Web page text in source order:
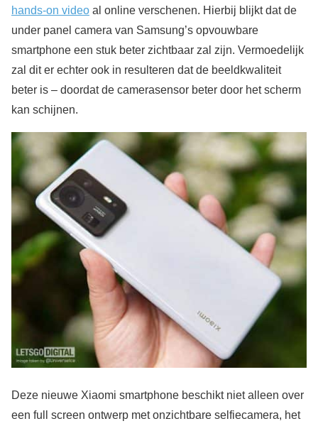
hands-on video al online verschenen. Hierbij blijkt dat de
under panel camera van Samsung’s opvouwbare
smartphone een stuk beter zichtbaar zal zijn. Vermoedelijk
zal dit er echter ook in resulteren dat de beeldkwaliteit
beter is – doordat de camerasensor beter door het scherm
kan schijnen.
Deze nieuwe Xiaomi smartphone beschikt niet alleen over
een full screen ontwerp met onzichtbare selfiecamera, het